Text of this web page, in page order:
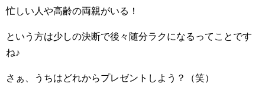
忙しい人や高齢の両親がいる！
という方は少しの決断で後々随分ラクになるってことです
ね♪
さぁ、うちはどれからプレゼントしよう？（笑）